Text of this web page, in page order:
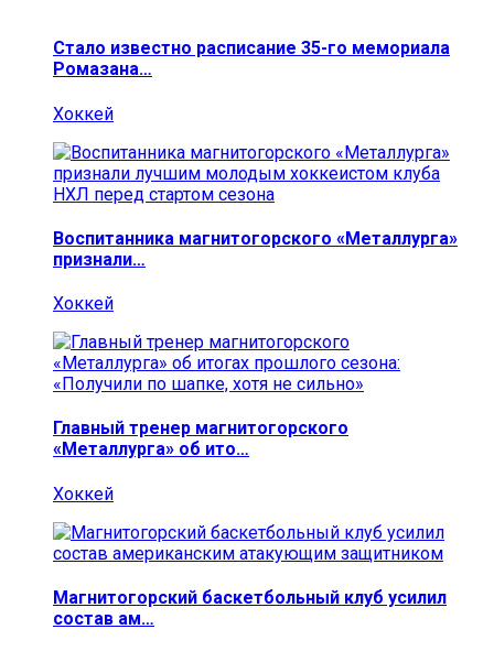
Стало известно расписание 35-го мемориала
Ромазана…
Хоккей
Воспитанника магнитогорского «Металлурга»
признали…
Хоккей
Главный тренер магнитогорского
«Металлурга» об ито…
Хоккей
Магнитогорский баскетбольный клуб усилил
состав ам…